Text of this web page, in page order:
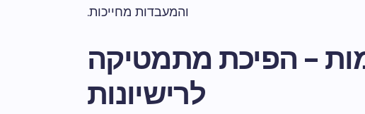
והמעבדות מחייכות.
- הפיכת מתמטיקה
לרישיונות